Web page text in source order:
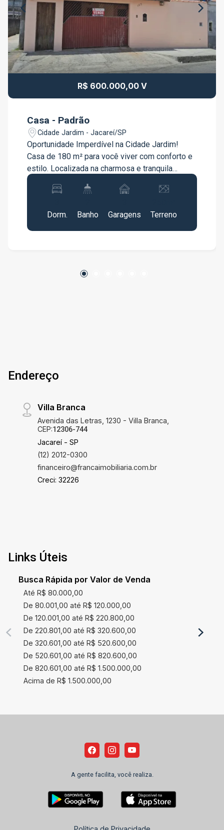
R$ 600.000,00 V
Casa - Padrão
Cidade Jardim - Jacareí/SP
Oportunidade Imperdível na Cidade Jardim!
Casa de 180 m² para você viver com conforto e
estilo. Localizada na charmosa e tranquila
Cidade Jardim, esta propriedade oferece: 3
dormitórios amplos, perfeitos para o seu
para reunir a família e amigos. Cozinha funcional
e prática para preparar deliciosas refeições.
combina conforto e praticidade. Região
Dorm.
Banho
Garagens
Terreno
Endereço
Villa Branca
Avenida das Letras, 1230 - Villa Branca,
CEP:12306-744
Jacareí - SP
(12) 2012-0300
financeiro@francaimobiliaria.com.br
Creci: 32226
Links Úteis
Busca Rápida por Valor de Venda
Até R$ 80.000,00
De 80.001,00 até R$ 120.000,00
De 120.001,00 até R$ 220.800,00
De 220.801,00 até R$ 320.600,00
De 320.601,00 até R$ 520.600,00
De 520.601,00 até R$ 820.600,00
De 820.601,00 até R$ 1.500.000,00
Acima de R$ 1.500.000,00
A gente facilita, você realiza.